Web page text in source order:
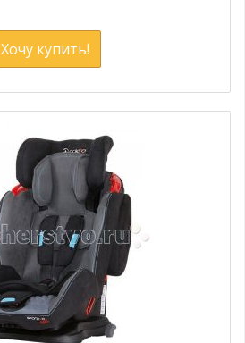
Хочу купить!